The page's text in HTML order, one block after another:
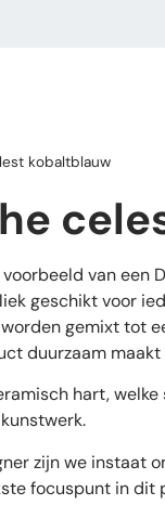
kobaltblauw
van een
geschikt voor
gemixt tot
duurzaam
hart,
zijn we instaat
focuspunt in